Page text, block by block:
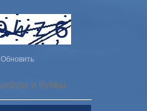
Обновить